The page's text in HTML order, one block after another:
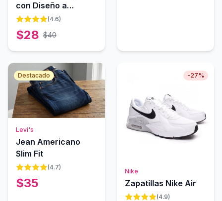
con Diseño a
Cuadros
SweatyRocks
(4.6)
$28 $40
Destacado
Levi's
Jean Americano
Slim Fit
(4.7)
$35
Agotado
-27%
Nike
Zapatillas Nike Air
(4.9)